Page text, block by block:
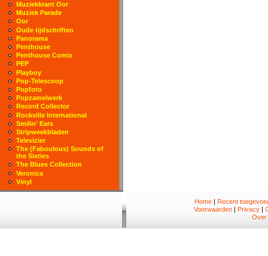
Muziekkrant Oor
Muziek Parade
Oor
Oude tijdschriften
Panorama
Penthouse
Penthouse Comix
PEP
Playboy
Pop-Telescoop
Popfoto
Popzamelwerk
Record Collector
Rockville International
Smilin' Ears
Stripweekbladen
Televizier
The (Faboulous) Sounds of
the Sixties
The Blues Collection
Veronica
Vinyl
Home| Recent
Voorwaarden | Privacy |
Over